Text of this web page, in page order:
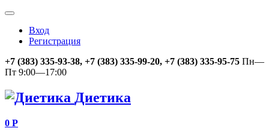
Вход
Регистрация
+7 (383) 335-93-38, +7 (383) 335-99-20, +7 (383) 335-95-75 Пн—
Пт 9:00—17:00
Диетика
0 Р